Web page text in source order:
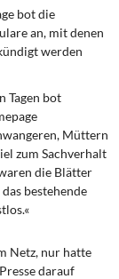
bot die
an, mit denen
werden
Tagen bot
Müttern
zum Sachverhalt
die Blätter
bestehende
Netz, nur hatte
darauf